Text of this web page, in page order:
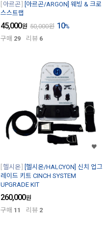
아르곤
[아르곤/ARGON] 웨빙 & 크로
스스트랩
45,000원 50,000원 10%
구매 29 리뷰 6
헬시온
[헬시온/HALCYON] 신치 업그
레이드 키트 CINCH SYSTEM
UPGRADE KIT
260,000원
구매 11 리뷰 2